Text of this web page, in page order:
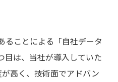
ることによる「自社データ
目は、当社が導入していた
高く、技術面でアドバン